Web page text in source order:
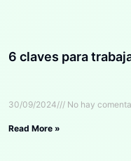
6 claves para
30/09/2024 No hay
Read More »